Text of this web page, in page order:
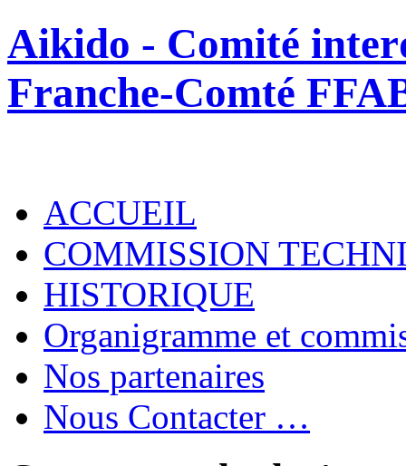
Aikido - Comité
Franche-Comté
ACCUEIL
COMMISSION
HISTORIQUE
Organigramme et
Nos partenaires
Nous Contacter …